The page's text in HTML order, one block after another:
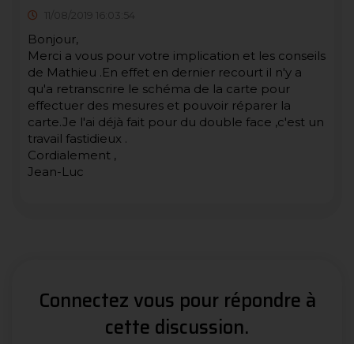
11/08/2019 16:03:54
Bonjour,
Merci a vous pour votre implication et les conseils
de Mathieu .En effet en dernier recourt il n'y a
qu'a retranscrire le schéma de la carte pour
effectuer des mesures et pouvoir réparer la
carte.Je l'ai déjà fait pour du double face ,c'est un
travail fastidieux .
Cordialement ,
Jean-Luc
Connectez vous pour répondre à
cette discussion.